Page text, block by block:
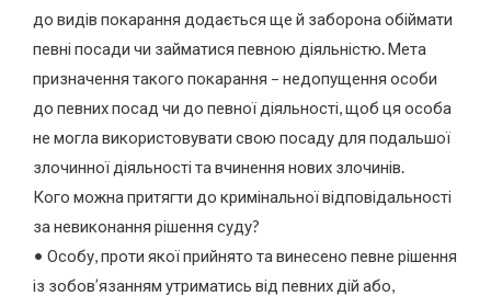
до видів покарання додається ще й заборона обіймати
певні посади чи займатися певною діяльністю. Мета
призначення такого покарання – недопущення особи
до певних посад чи до певної діяльності, щоб ця особа
не могла використовувати свою посаду для подальшої
злочинної діяльності та вчинення нових злочинів.
Кого можна притягти до кримінальної відповідальності
за невиконання рішення суду?
• Особу, проти якої прийнято та винесено певне рішення
із зобов’язанням утриматись від певних дій або,